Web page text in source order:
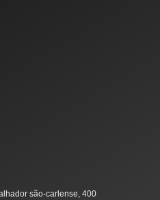
são-carlense, 400